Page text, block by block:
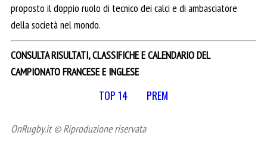
proposto il doppio ruolo di tecnico dei calci e di ambasciatore
della società nel mondo.
CONSULTA RISULTATI, CLASSIFICHE E CALENDARIO DEL
CAMPIONATO FRANCESE E INGLESE
TOP 14 PREM
OnRugby.it © Riproduzione riservata